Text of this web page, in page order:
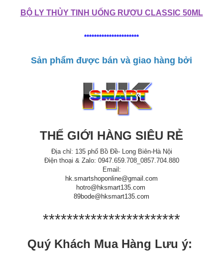
BỘ LY THỦY TINH UỐNG RƯỢU CLASSIC 50ML
**********************
Sản phẩm được bán và giao hàng bởi
THẾ GIỚI HÀNG SIÊU RẺ
Địa chỉ: 135 phố Bồ Đề- Long Biên-Hà Nội
Điện thoại & Zalo: 0947.659.708_0857.704.880
Email:
hk.smartshoponline@gmail.com
hotro@hksmart135.com
89bode@hksmart135.com
***********************
Quý Khách Mua Hàng Lưu ý: